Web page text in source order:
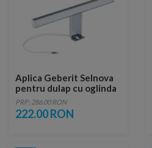
Aplica Geberit Selnova
pentru dulap cu oglinda
1x6W crom
PRP: 286.00 RON
222.00 RON